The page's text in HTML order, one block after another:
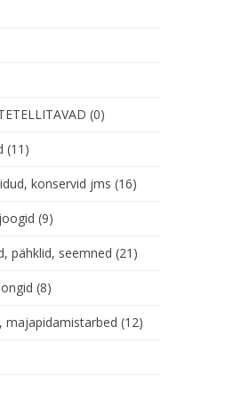
(0)
(11)
konservid jms (16)
(9)
pähklid, seemned (21)
(8)
majapidamistarbed (12)